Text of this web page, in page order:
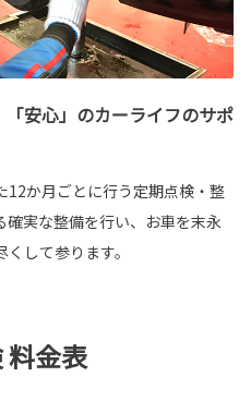
安心」のカーライフのサポ
12か月ごとに行う定期点検・整
実な整備を行い、お車を末永
して参ります。
料金表